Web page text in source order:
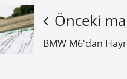
Önceki
BMW M6'dan